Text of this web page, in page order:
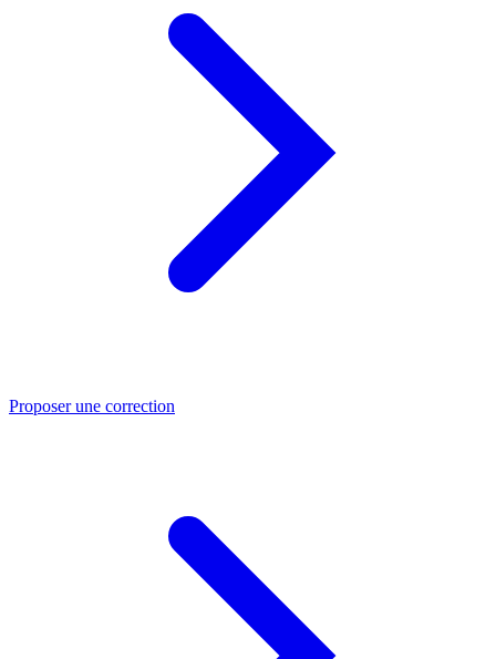
Proposer une correction